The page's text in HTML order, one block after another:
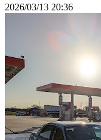
2026/03/13 20:36